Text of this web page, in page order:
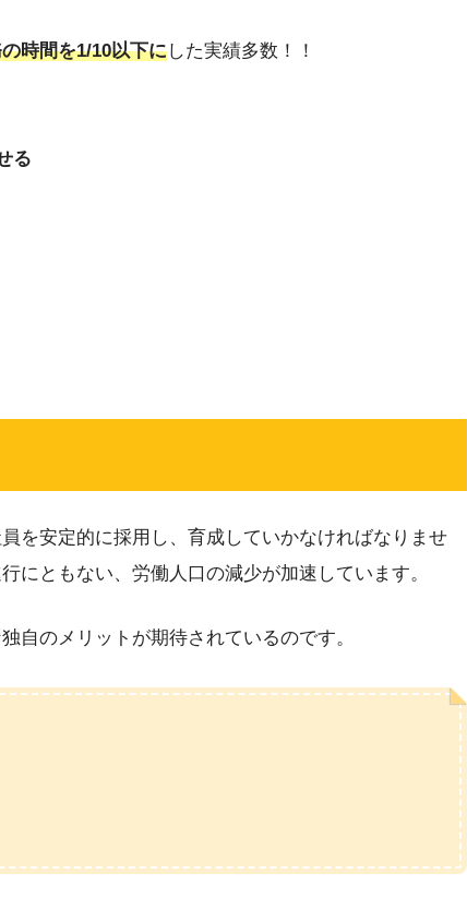
時間を1/10以下にした実績多数！！
る
を安定的に採用し、育成していかなければなりませ
にともない、労働人口の減少が加速しています。
自のメリットが期待されているのです。